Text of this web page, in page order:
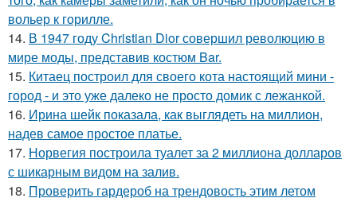
вольер к горилле.
14. В 1947 году Christian Dior совершил революцию в
мире моды, представив костюм Bar.
15. Китаец построил для своего кота настоящий мини -
город - и это уже далеко не просто домик с лежанкой.
16. Ирина шейк показала, как выглядеть на миллион,
надев самое простое платье.
17. Норвегия построила туалет за 2 миллиона долларов
с шикарным видом на залив.
18. Проверить гардероб на трендовость этим летом